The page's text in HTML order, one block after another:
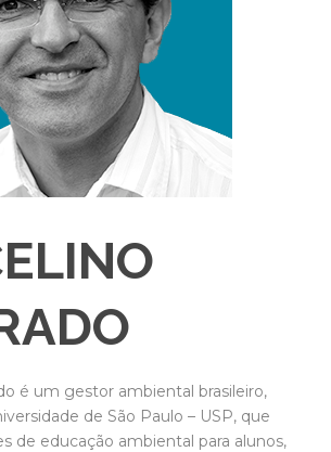
é um gestor ambiental brasileiro,
de São Paulo – USP, que
de educação ambiental para alunos,